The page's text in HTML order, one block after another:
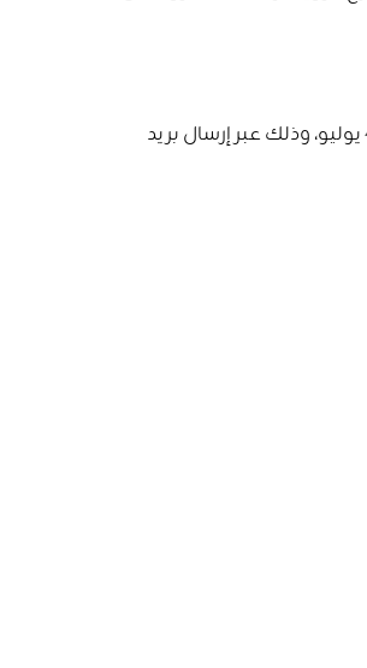
للمشاركة في اللقاء الإعلامي، يُرجى التسجيل بحلول الساعة 17:00 بتوقيت وسط أوروبا من يوم 4 يوليو، وذلك عبر إرسال بريد